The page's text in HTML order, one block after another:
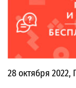
28 октября 2022,